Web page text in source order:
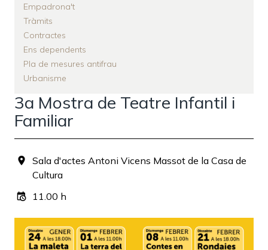
Empadrona't
Tràmits
Contractes
Ens dependents
Pla de mesures antifrau
Urbanisme
3a Mostra de Teatre Infantil i
Familiar
Sala d'actes Antoni Vicens Massot de la Casa de
Cultura
11.00 h